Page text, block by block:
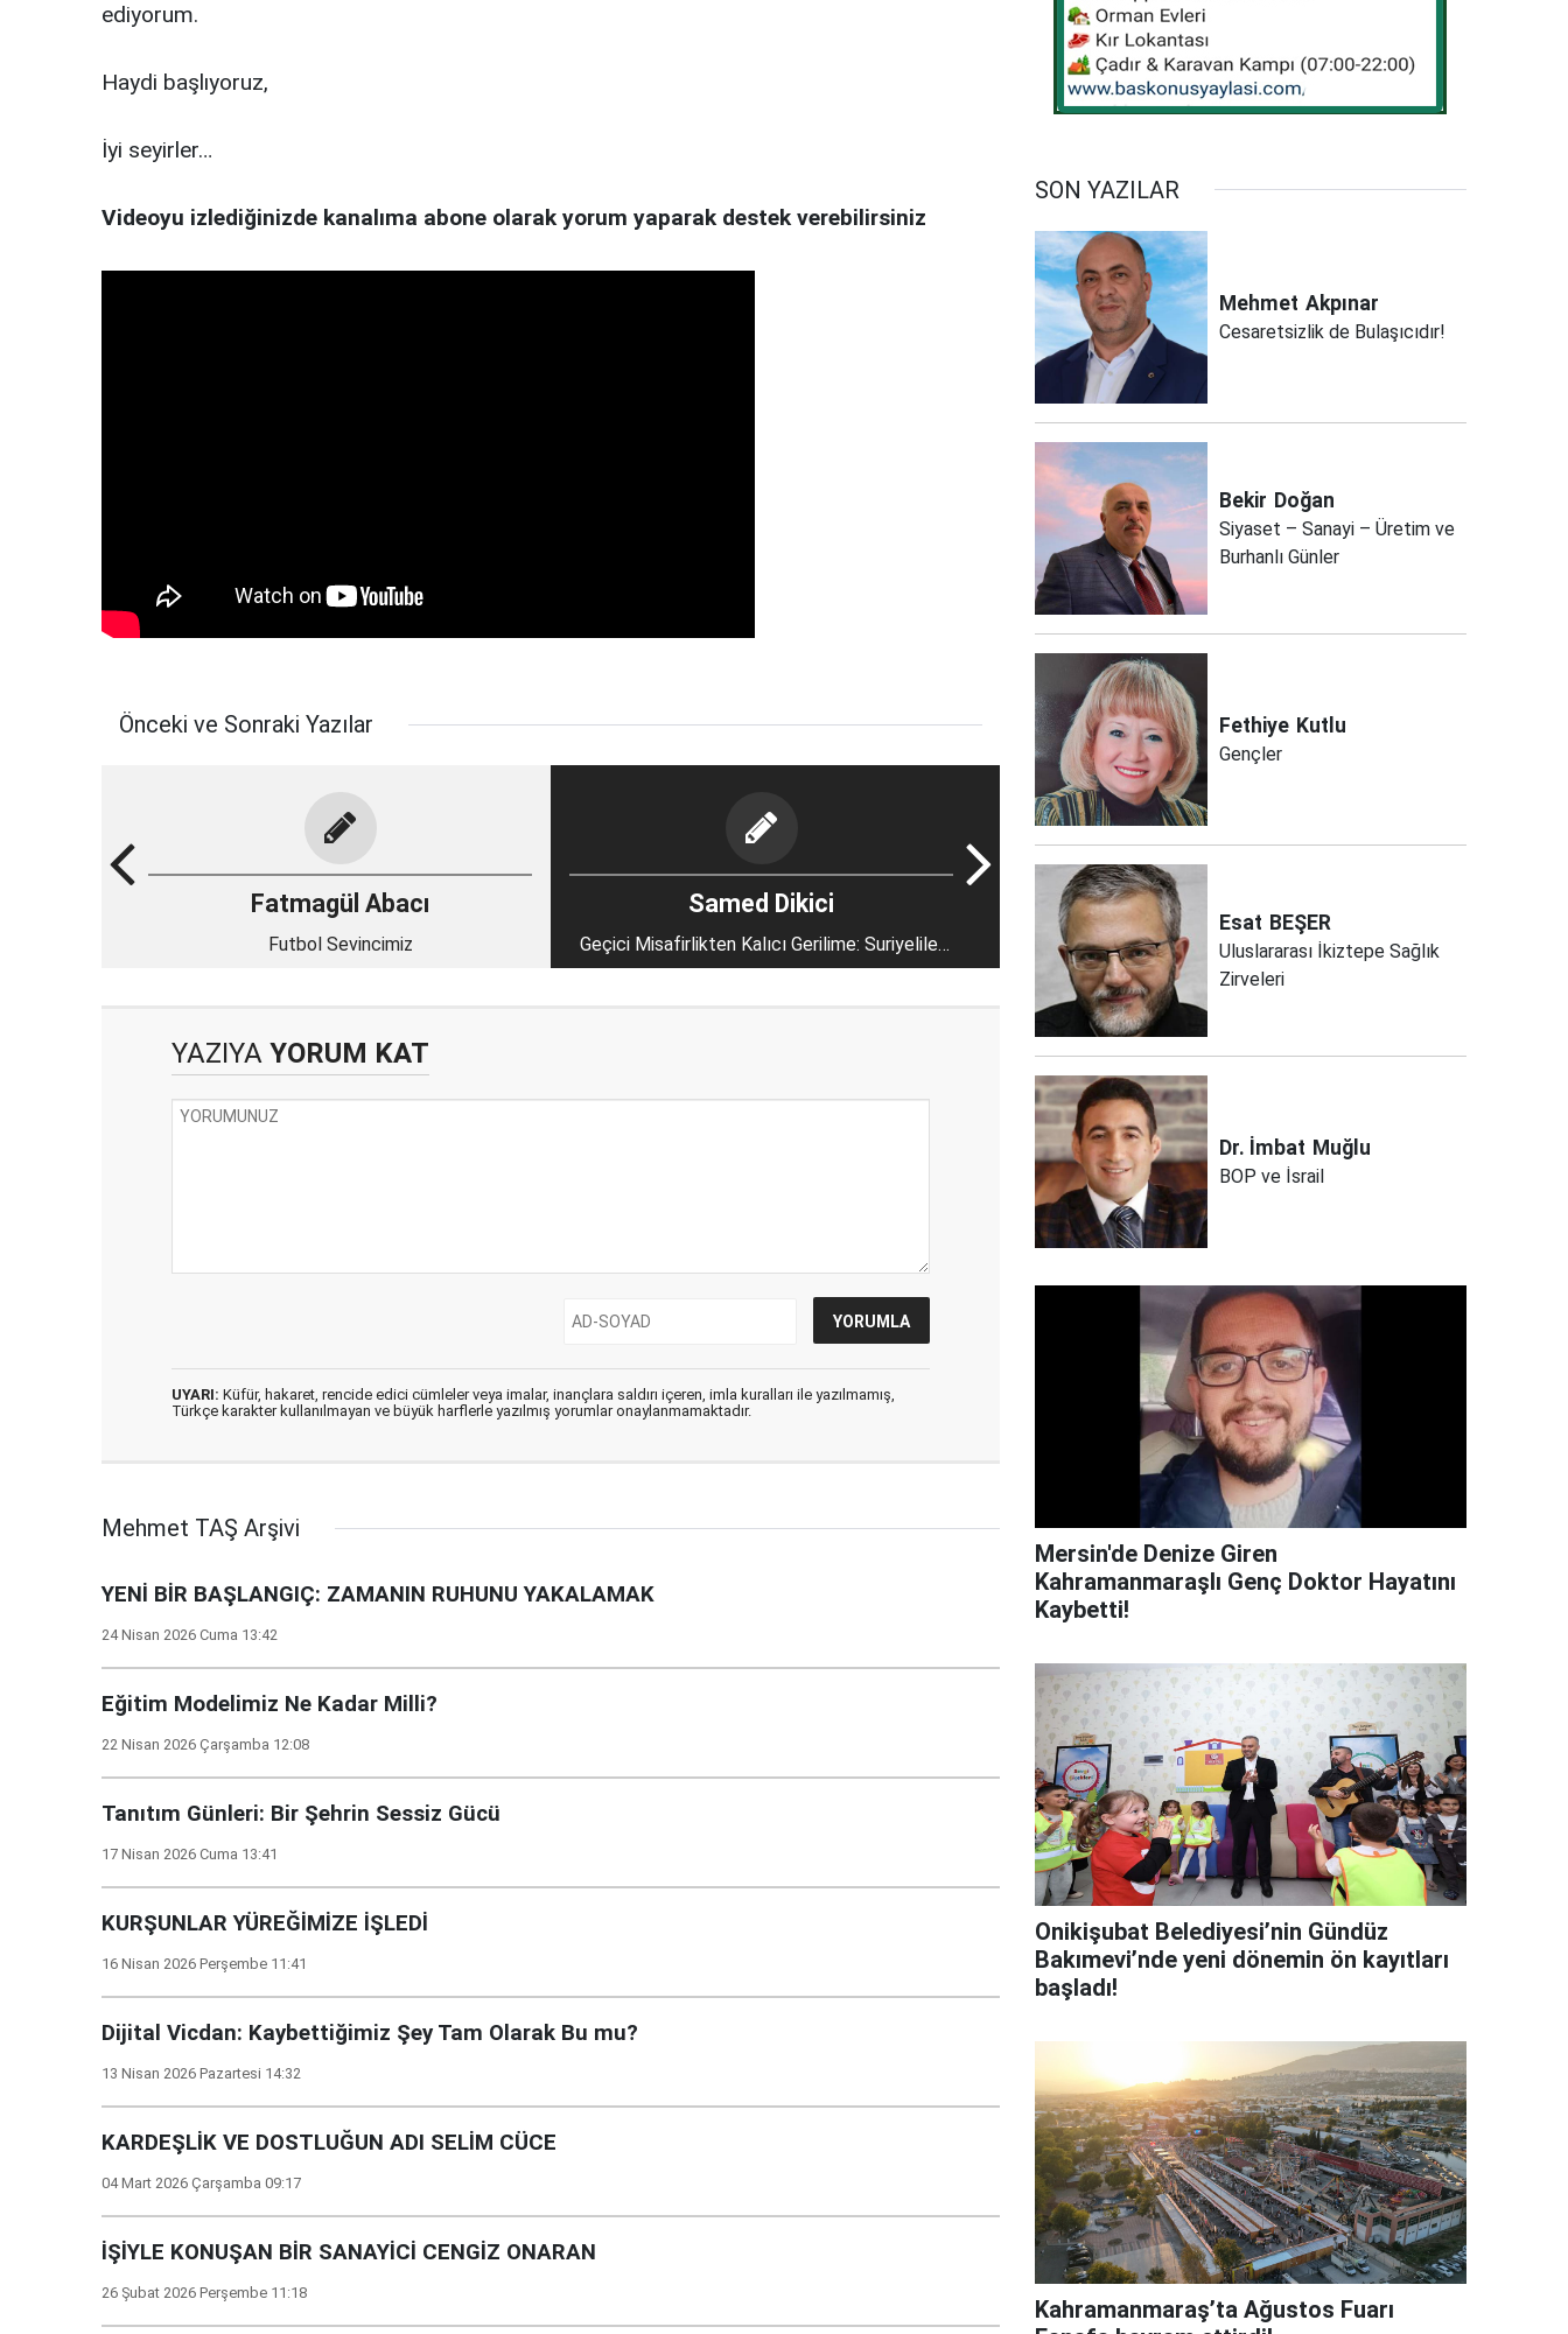
ediyorum.
Haydi başlıyoruz,
İyi seyirler…
Videoyu izlediğinizde kanalıma abone olarak yorum yaparak destek verebilirsiniz
Önceki ve Sonraki Yazılar
Fatmagül Abacı
Futbol Sevincimiz
Samed Dikici
Geçici Misafirlikten Kalıcı Gerilime: Suriyeliler
ve Türkler Arasındaki Çatışmaların Stratejik
YAZIYA YORUM KAT
UYARI: Küfür, hakaret, rencide edici cümleler veya imalar, inançlara saldırı içeren, imla kuralları ile yazılmamış,
Türkçe karakter kullanılmayan ve büyük harflerle yazılmış yorumlar onaylanmamaktadır.
Mehmet TAŞ Arşivi
YENİ BİR BAŞLANGIÇ: ZAMANIN RUHUNU YAKALAMAK
24 Nisan 2026 Cuma 13:42
Eğitim Modelimiz Ne Kadar Milli?
22 Nisan 2026 Çarşamba 12:08
Tanıtım Günleri: Bir Şehrin Sessiz Gücü
17 Nisan 2026 Cuma 13:41
KURŞUNLAR YÜREĞİMİZE İŞLEDİ
16 Nisan 2026 Perşembe 11:41
Dijital Vicdan: Kaybettiğimiz Şey Tam Olarak Bu mu?
13 Nisan 2026 Pazartesi 14:32
KARDEŞLİK VE DOSTLUĞUN ADI SELİM CÜCE
04 Mart 2026 Çarşamba 09:17
İŞİYLE KONUŞAN BİR SANAYİCİ CENGİZ ONARAN
26 Şubat 2026 Perşembe 11:18
SON YAZILAR
Mehmet Akpınar
Cesaretsizlik de Bulaşıcıdır!
Bekir Doğan
Siyaset – Sanayi – Üretim ve
Burhanlı Günler
Fethiye Kutlu
Gençler
Esat BEŞER
Uluslararası İkiztepe Sağlık
Zirveleri
Dr. İmbat Muğlu
BOP ve İsrail
Mersin'de Denize Giren
Kahramanmaraşlı Genç Doktor Hayatını
Kaybetti!
Onikişubat Belediyesi’nin Gündüz
Bakımevi’nde yeni dönemin ön kayıtları
başladı!
Kahramanmaraş’ta Ağustos Fuarı